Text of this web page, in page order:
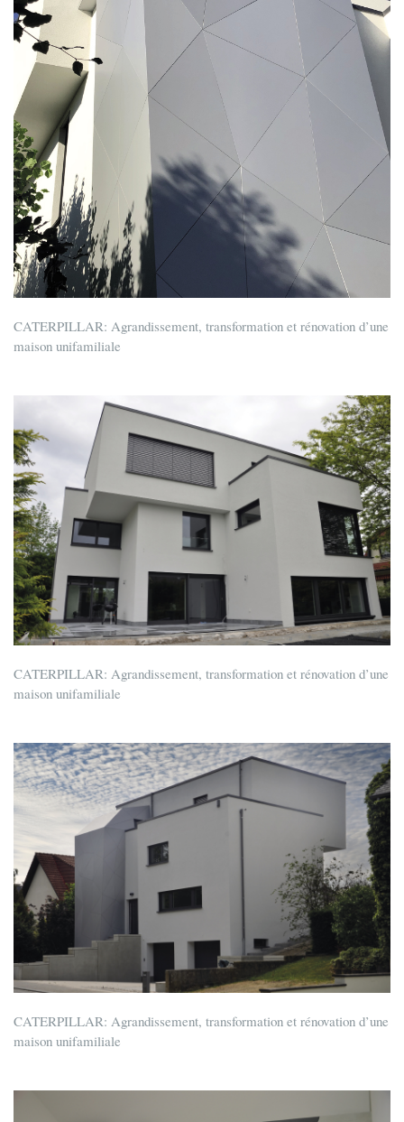
CATERPILLAR: Agrandissement, transformation et rénovation d’une
maison unifamiliale
CATERPILLAR: Agrandissement, transformation et rénovation d’une
maison unifamiliale
CATERPILLAR: Agrandissement, transformation et rénovation d’une
maison unifamiliale